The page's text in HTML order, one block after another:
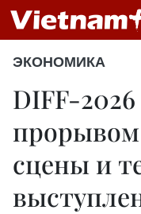
ЭКОНОМИКА
DIFF-
сцены и